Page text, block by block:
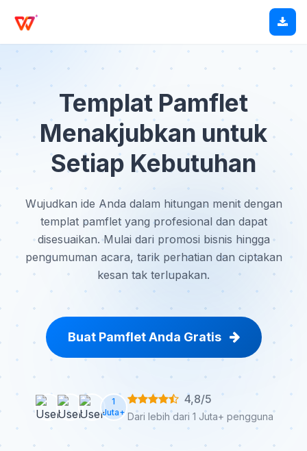
Templat Pamflet
Menakjubkan untuk
Setiap Kebutuhan
Wujudkan ide Anda dalam hitungan menit dengan
templat pamflet yang profesional dan dapat
disesuaikan. Mulai dari promosi bisnis hingga
pengumuman acara, tarik perhatian dan ciptakan
kesan tak terlupakan.
Buat Pamflet Anda Gratis
1
Juta+
4,8/5
Dari lebih dari 1 Juta+ pengguna